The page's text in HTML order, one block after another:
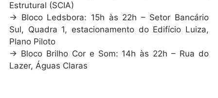
Estrutural (SCIA)
→ Bloco Ledsbora: 15h às 22h – Setor Bancário
Sul, Quadra 1, estacionamento do Edifício Luiza,
Plano Piloto
→ Bloco Brilho Cor e Som: 14h às 22h – Rua do
Lazer, Águas Claras